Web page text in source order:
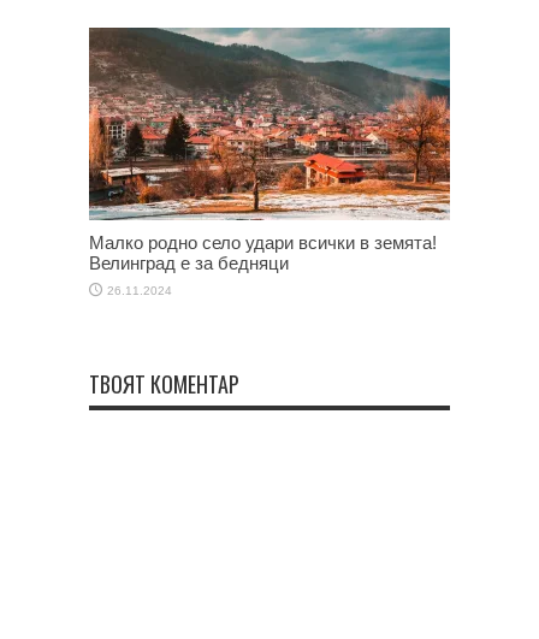
Малко родно село удари всички в земята!
Велинград е за бедняци
26.11.2024
ТВОЯТ КОМЕНТАР